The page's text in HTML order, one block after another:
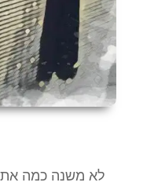
לא משנה כמה